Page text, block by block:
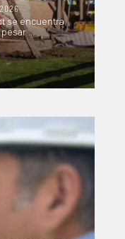
2026
se encuentra
...